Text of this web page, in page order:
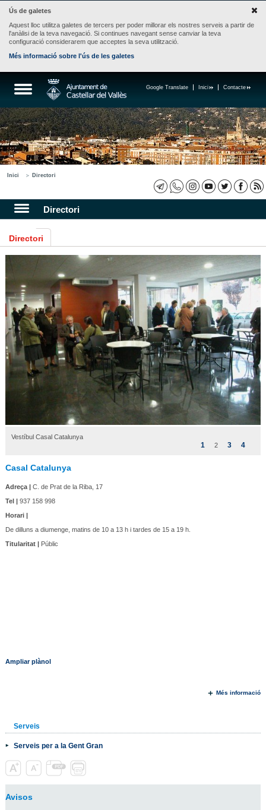
Ús de galetes
Aquest lloc utilitza galetes de tercers per poder millorar els nostres serveis a partir de
l'anàlisi de la teva navegació. Si continues navegant sense canviar la teva
configuració considerarem que acceptes la seva utilització.
Més informació sobre l'ús de les galetes
Contacte
Inici
Google Translate
Inici Directori
Directori
Directori
Vestíbul Casal Catalunya
1 2 3 4
Casal Catalunya
Adreça |C. de Prat de la Riba, 17
Tel |937 158 998
Horari |
De dilluns a diumenge, matins de 10 a 13 h i tardes de 15 a 19 h.
Titularitat |Públic
Ampliar plànol
Més informació
Serveis
Serveis per a la Gent Gran
Avisos